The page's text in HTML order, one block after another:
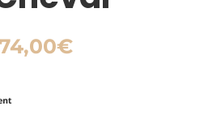
€Plage